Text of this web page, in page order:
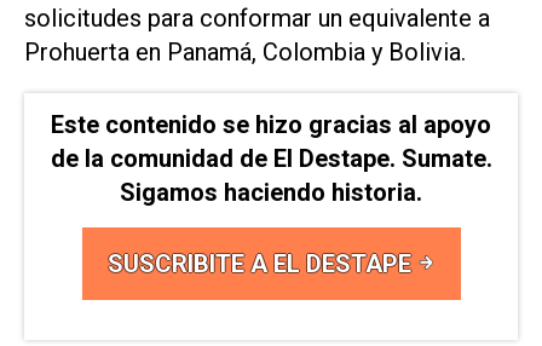
solicitudes para conformar un equivalente a
Prohuerta en Panamá, Colombia y Bolivia.
Este contenido se hizo gracias al apoyo
de la comunidad de El Destape. Sumate.
Sigamos haciendo historia.
SUSCRIBITE A EL DESTAPE